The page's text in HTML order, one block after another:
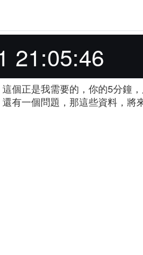
21:05:46
這個正是我需要的，你的5分鐘
還有一個問題，那這些資料，將